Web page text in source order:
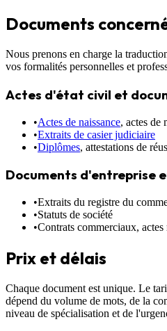
Documents
Nous prenons en charge la
vos formalités personnelles et
Actes d'état civil et
•Actes de naissance, actes de
•Extraits de casier judiciaire
•Diplômes, attestations de
Documents d'entreprise
•Extraits du registre du
•Statuts de société
•Contrats commerciaux,
Prix et délais
Chaque document est unique. Le
dépend du volume de mots, de la
niveau de spécialisation et de